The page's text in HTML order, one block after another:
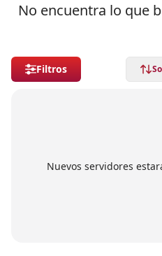
No encuentra lo que
Filtros
Nuevos servidores